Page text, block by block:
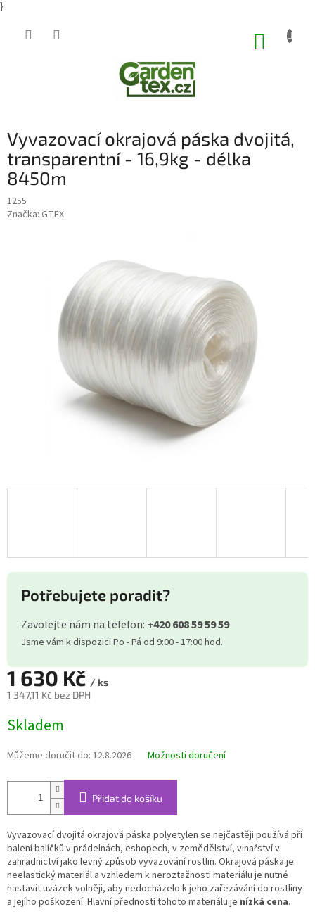
}
Vyvazovací okrajová páska dvojitá,
transparentní - 16,9kg - délka
8450m
1255
Značka: GTEX
Potřebujete poradit?
Zavolejte nám na telefon: +420 608 59 59 59
Jsme vám k dispozici Po - Pá od 9:00 - 17:00 hod.
1 630 Kč / ks
1 347,11 Kč bez DPH
cena:
Skladem
Můžeme doručit do: 12.8.2026 Možnosti doručení
Přidat do košíku
Vyvazovací dvojitá okrajová páska polyetylen se nejčastěji používá při
balení balíčků v prádelnách, eshopech, v zemědělství, vinařství v
zahradnictví jako levný způsob vyvazování rostlin. Okrajová páska je
neelastický materiál a vzhledem k neroztažnosti materiálu je nutné
nastavit uvázek volněji, aby nedocházelo k jeho zařezávání do rostliny
a jejího poškození. Hlavní předností tohoto materiálu je nízká cena.